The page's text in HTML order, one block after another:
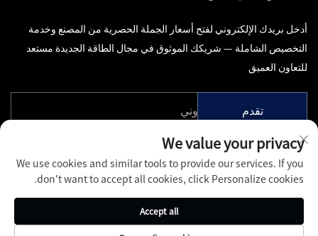
أدخل بريدك الإلكتروني لفتح أسعار الجملة الحصرية من المصنع وخدمة
التخصيص الشاملة — شريكك الموثوق في مجال الطاقة الجديدة مستعد
للتعاون العميق
تقدم
حقوق النشر © شركة شنتشن بينفانغ تشوانغفو للتكنولوجيا المحدودة، جميع
سياسة الخصوصية
We value your privacy
We use cookies and similar tools to provide our services. If you
don't want to accept all cookies, click Personalize cookies.
Accept all